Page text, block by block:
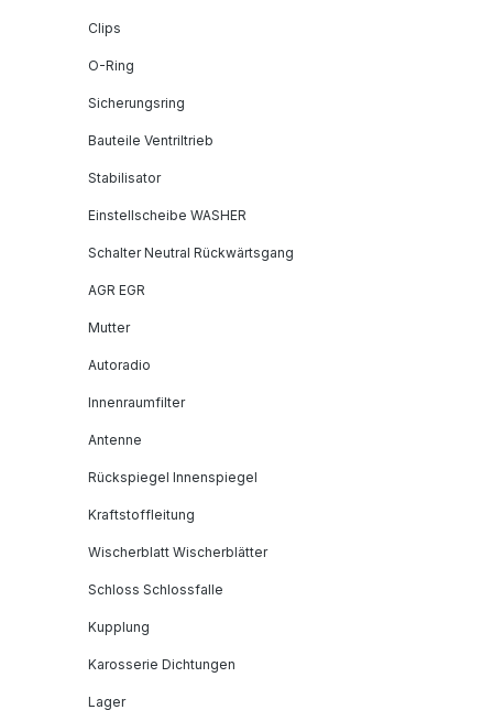
Clips
O-Ring
Sicherungsring
Bauteile Ventriltrieb
Stabilisator
Einstellscheibe WASHER
Schalter Neutral Rückwärtsgang
AGR EGR
Mutter
Autoradio
Innenraumfilter
Antenne
Rückspiegel Innenspiegel
Kraftstoffleitung
Wischerblatt Wischerblätter
Schloss Schlossfalle
Kupplung
Karosserie Dichtungen
Lager